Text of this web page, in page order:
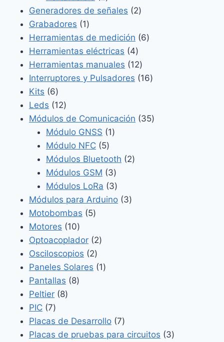
productos
Generadores de señales 22
Grabadores 11
producto
Herramientas de medición 66
Herramientas eléctricas 44
productos
Herramientas manuales 1212
productos
Interruptores y Pulsadores 1616
Kits 66
productos
Leds 1212
productos
Módulos de Comunicación 3535
Módulo GNSS 11
Módulo NFC 55
productos
Módulos Bluetooth 22
Módulos GSM 33
productos
Módulos LoRa 33
productos
Módulos para Arduino 33
Motobombas 55
Motores 1010
productos
Optoacoplador 22
Osciloscopios 22
productos
Paneles Solares 11
Pantallas 88
Peltier 88
PIC 77
productos
Placas de Desarrollo 77
productos
Placas de pruebas para circuitos 33